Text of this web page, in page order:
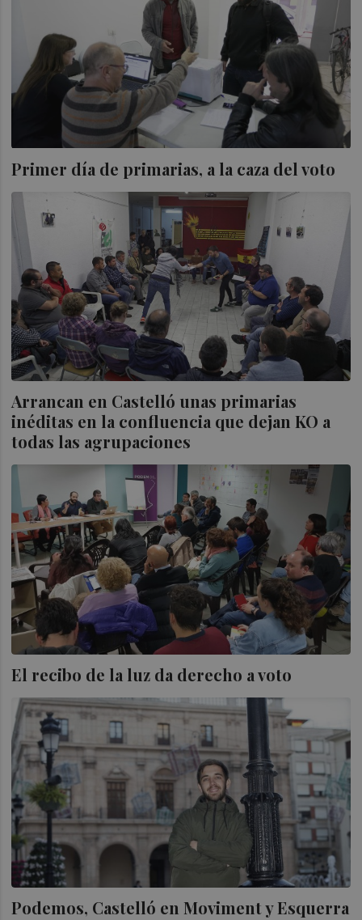
Primer día de primarias, a la caza del voto
Arrancan en Castelló unas primarias
inéditas en la confluencia que dejan KO a
todas las agrupaciones
El recibo de la luz da derecho a voto
Podemos, Castelló en Moviment y Esquerra